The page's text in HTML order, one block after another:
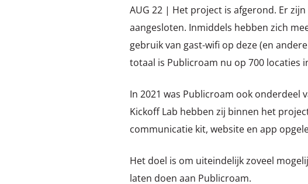
AUG 22 | Het project is afgerond. Er
aangesloten. Inmiddels hebben zich
gebruik van gast-wifi op deze (en
totaal is Publicroam nu op 700 locaties
In 2021 was Publicroam ook
Kickoff Lab hebben zij binnen het
communicatie kit, website en app
Het doel is om uiteindelijk zoveel
laten doen aan Publicroam.